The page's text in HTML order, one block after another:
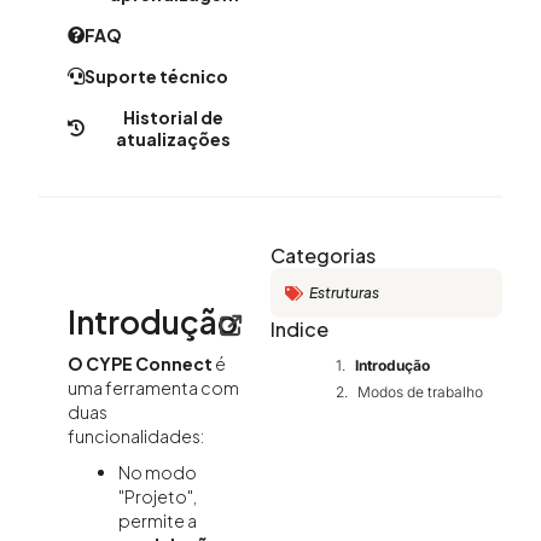
FAQ
Suporte técnico
Historial de
atualizações
Categorias
Estruturas
Indice
Introdução
Modos de trabalho
Introdução
O CYPE Connect é
uma ferramenta com
duas
funcionalidades:
No modo
"Projeto",
permite a